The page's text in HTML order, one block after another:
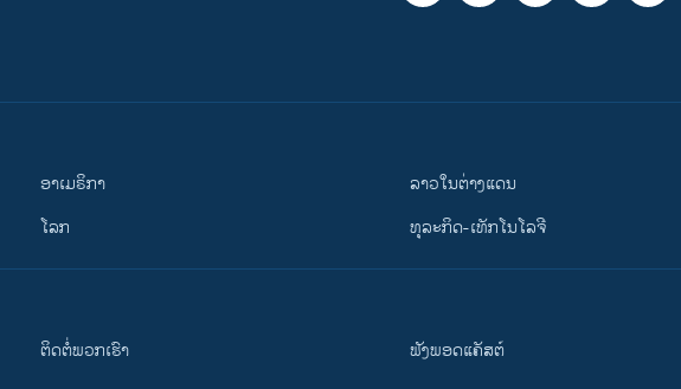
ອາເມຣິກາ
ໂລກ
ລາວໃນຕ່າງແດນ
ທຸລະກິດ-ເທັກໂນໂລຈີ
ຕິດຕໍ່ພວກເຮົາ ຟັງພອດແຄັສຕ໌